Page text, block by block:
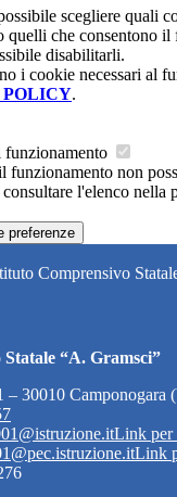
scegliere quali
quelli che consentono il
disabilitarli.
i cookie necessari al
POLICY.
funzionamento
funzionamento non
l'elenco nella
preferenze
Comprensivo
“A. Gramsci”
– 30010 Camponogara
Link per
Link